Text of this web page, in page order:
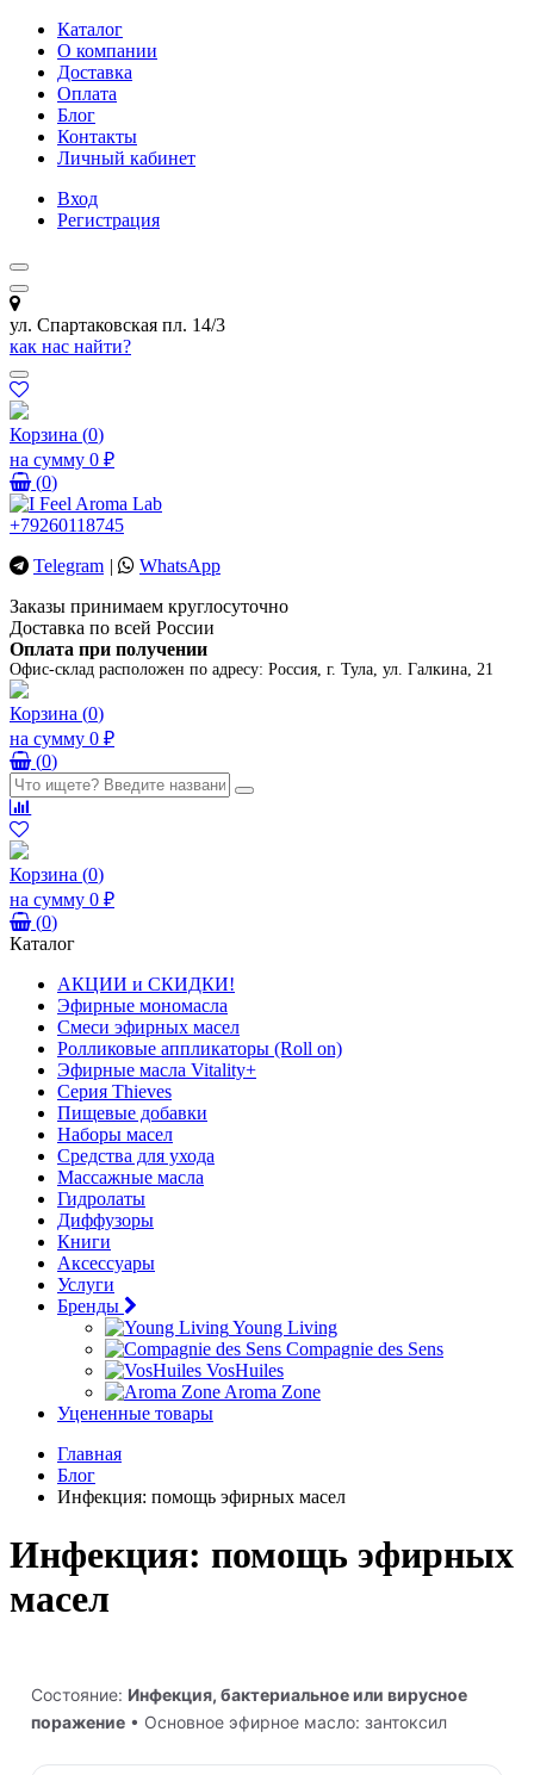
Каталог
О компании
Доставка
Оплата
Блог
Контакты
Личный кабинет
Вход
Регистрация
ул. Спартаковская пл. 14/3
как нас найти?
Корзина (0)
на сумму 0 ₽
(0)
+79260118745
Telegram |
WhatsApp
Заказы принимаем круглосуточно
Доставка по всей России
Оплата при получении
Офис-склад расположен по адресу: Россия, г. Тула, ул. Галкина, 21
Корзина (0)
на сумму 0 ₽
(0)
Корзина (0)
на сумму 0 ₽
(0)
Каталог
АКЦИИ и СКИДКИ!
Эфирные мономасла
Смеси эфирных масел
Ролликовые аппликаторы (Roll on)
Эфирные масла Vitality+
Серия Thieves
Пищевые добавки
Наборы масел
Средства для ухода
Массажные масла
Гидролаты
Диффузоры
Книги
Аксессуары
Услуги
Бренды
Young Living
Compagnie des Sens
VosHuiles
Aroma Zone
Уцененные товары
Главная
Блог
Инфекция: помощь эфирных масел
Инфекция: помощь эфирных
масел
Состояние: Инфекция, бактериальное или вирусное
поражение • Основное эфирное масло: зантоксил